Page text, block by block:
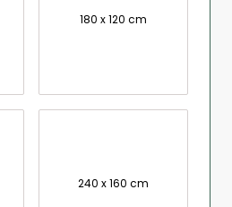
180 x 120 cm
240 x 160 cm